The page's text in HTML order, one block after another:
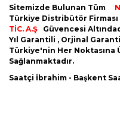
Sitemizde Bulunan Tüm
Türkiye Distribütör Firması
TİC. A.Ş
Güvencesi
Yıl Garantili , Orjinal
Türkiye'nin Her Noktasına
Sağlanmaktadır.
Saatçi İbrahim - Başkent